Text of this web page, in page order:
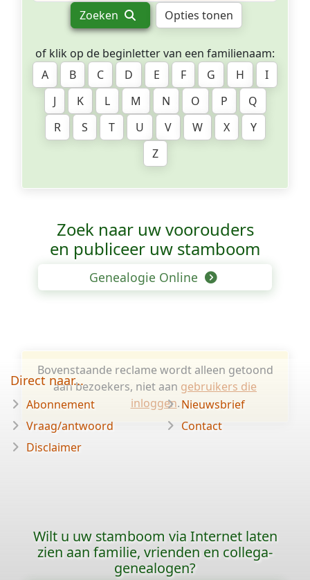
Zoeken Opties tonen
of klik op de beginletter van een familienaam:
A
B C D E F G H
I
J
K L M N O P
Q
R
S T U V W X
Y
Z
Zoek naar uw voorouders
en publiceer uw stamboom
Genealogie Online
Bovenstaande reclame wordt alleen getoond
aan bezoekers, niet aan gebruikers die
inloggen.
Direct naar...
Abonnement
Vraag/antwoord
Disclaimer
Nieuwsbrief
Contact
Wilt u uw stamboom via Internet laten
zien aan familie, vrienden en collega-
genealogen?